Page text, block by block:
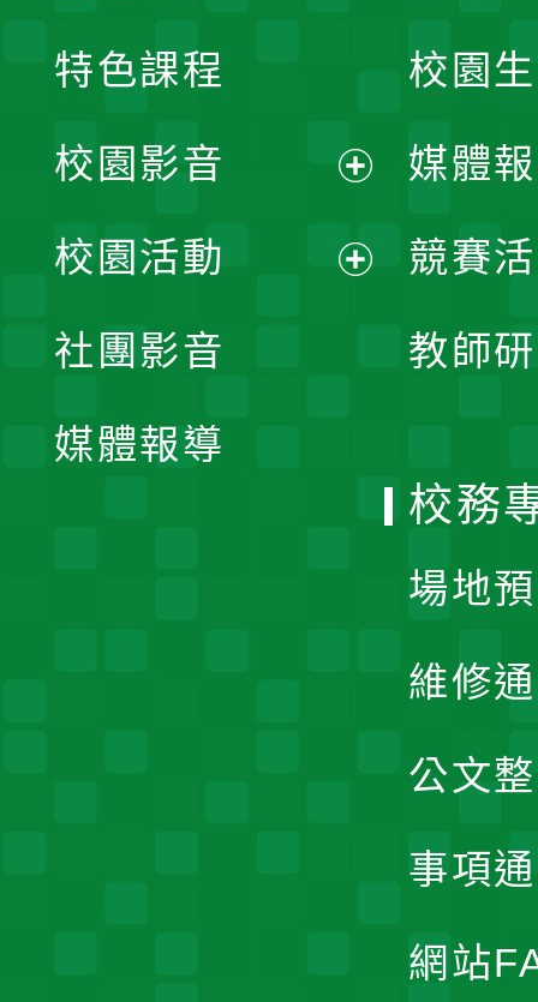
校園
媒體
競賽
教師
特色課程
校園影音
開
校園活動
社團影音
媒體報導
校務
場地
維修
公文
事項
網站